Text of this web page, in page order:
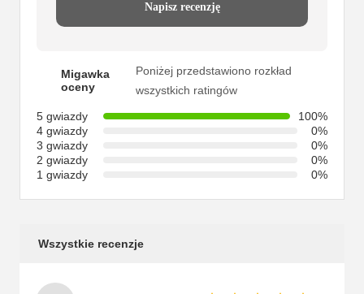
Napisz recenzję
Migawka
oceny
Poniżej przedstawiono rozkład
wszystkich ratingów
5 gwiazdy
100%
4 gwiazdy
0%
3 gwiazdy
0%
2 gwiazdy
0%
1 gwiazdy
0%
Wszystkie recenzje